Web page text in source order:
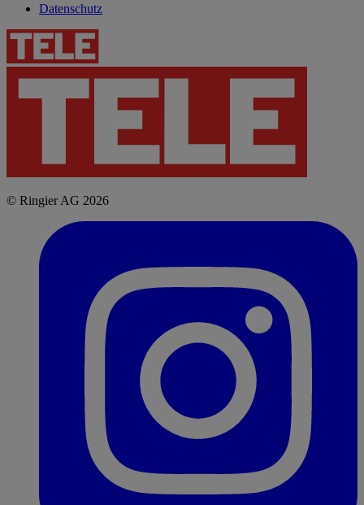
Datenschutz
© Ringier AG 2026